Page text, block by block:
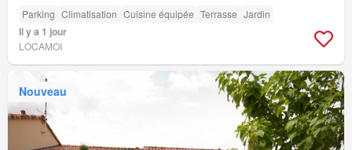
Parking Climatisation Cuisine équipée Terrasse Jardin
Il y a 1 jour
LOCAMOI
Nouveau